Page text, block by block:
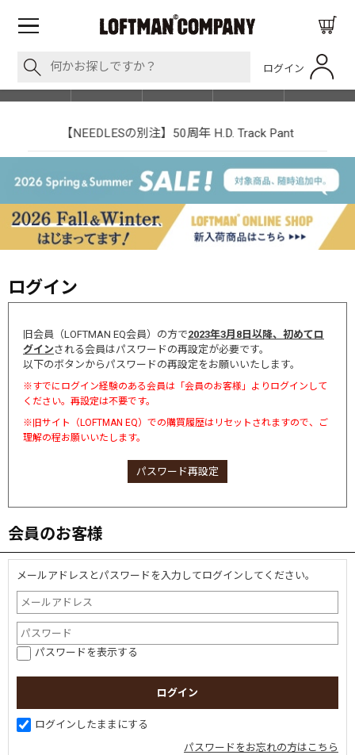
ログイン
SHOP LIST
【NEEDLESの別注】50周年 H.D. Track Pant
ログイン
旧会員（LOFTMAN EQ会員）の方で2023年3月8日以降、初めてロ
グインされる会員はパスワードの再設定が必要です。
以下のボタンからパスワードの再設定をお願いいたします。
※すでにログイン経験のある会員は「会員のお客様」よりログインして
ください。再設定は不要です。
※旧サイト（LOFTMAN EQ）での購買履歴はリセットされますので、ご
理解の程お願いいたします。
パスワード再設定
会員のお客様
メールアドレスとパスワードを入力してログインしてください。
パスワードを表示する
ログインしたままにする
パスワードをお忘れの方はこちら